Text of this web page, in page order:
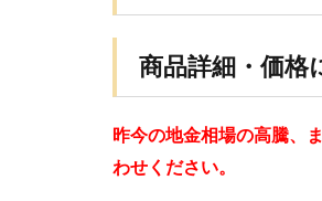
商品詳細・価格
昨今の地金相場の高騰、
わせください。